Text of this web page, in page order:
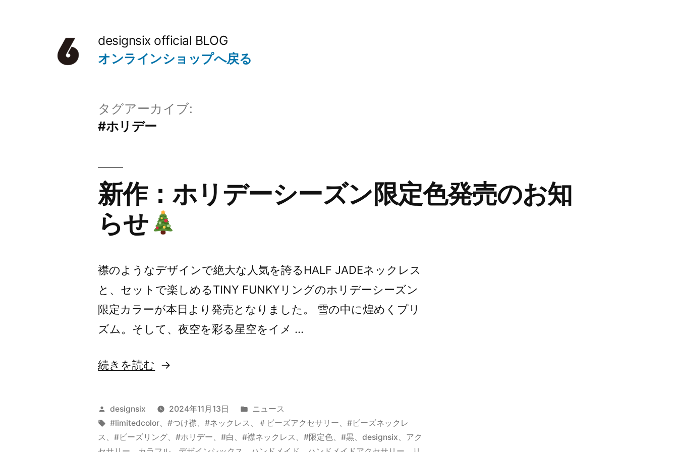
designsix official BLOG
オンラインショップへ戻る
タグアーカイブ:
#ホリデー
新作：ホリデーシーズン限定色発売のお知
らせ
襟のようなデザインで絶大な人気を誇るHALF JADEネックレス
と、セットで楽しめるTINY FUNKYリングのホリデーシーズン
限定カラーが本日より発売となりました。 雪の中に煌めくプリ
ズム。そして、夜空を彩る星空をイメ …
“新
ホ
リ
デ
続きを読む
投
稿
者:
designsix 2024年11月13日
カ
ゴ
ニュース
タ
グ:
#limitedcolor 、#つけ襟 、#ネックレス ＃ビーズアクセサリー 、#ビーズネックレ
ス
、#ビーズリング 、#ホリデー 、#白 、#襟ネックレス 、#限定色 、#黒 、designsix
アク